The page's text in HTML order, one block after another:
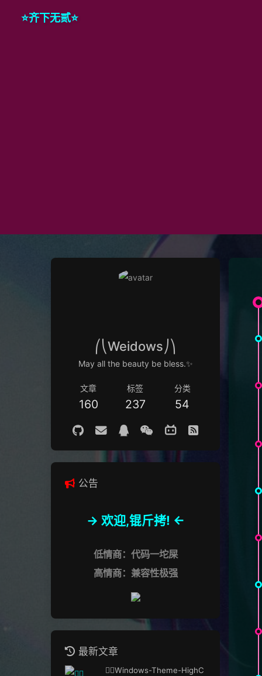
⭐️齐下无贰⭐️
⎛⎝Weidows⎠⎞
May all the beauty be bless.✨
文章
160
标签
237
分类
54
公告
-> 欢迎,锟斤拷! <-
低情商：代码一坨屎
高情商：兼容性极强
最新文章
🏳️‍🌈Windows-Theme-HighC